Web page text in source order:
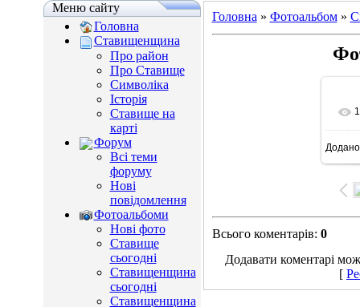
Меню сайту
Головна
Ставищенщина
Про район
Про Ставище
Символіка
Історія
Ставище на
карті
Форум
Всі теми
форуму
Нові
повідомлення
Фотоальбоми
Нові фото
Ставище
сьогодні
Ставищенщина
сьогодні
Ставищенщина
Головна » Фотоальбом»
Додано
Всього коментарів: 0
Додавати коментарі
[